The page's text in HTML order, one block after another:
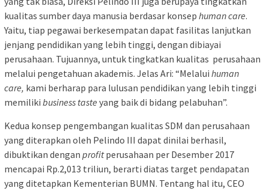
kualitas sumber daya manusia berdasar konsep human care.
Yaitu, tiap pegawai berkesempatan dapat fasilitas lanjutkan
jenjang pendidikan yang lebih tinggi, dengan dibiayai
perusahaan. Tujuannya, untuk tingkatkan kualitas perusahaan
melalui pengetahuan akademis. Jelas Ari: “Melalui human
care, kami berharap para lulusan pendidikan yang lebih tinggi
memiliki business taste yang baik di bidang pelabuhan”.
Kedua konsep pengembangan kualitas SDM dan perusahaan
yang diterapkan oleh Pelindo III dapat dinilai berhasil,
dibuktikan dengan profitperusahaan per Desember 2017
mencapai Rp.2,013 triliun, berarti diatas target pendapatan
yang ditetapkan Kementerian BUMN. Tentang hal itu, CEO